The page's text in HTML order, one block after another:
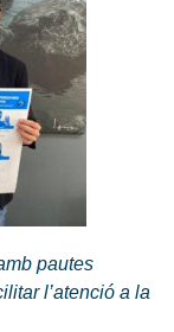
pautes
l’atenció a la